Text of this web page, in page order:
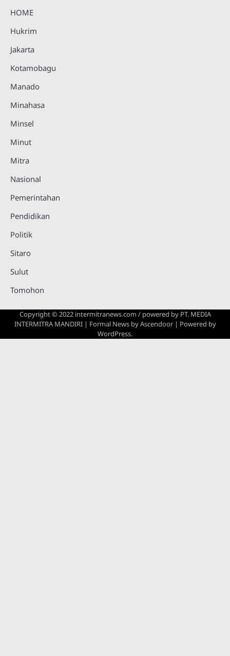
HOME
Hukrim
Jakarta
Kotamobagu
Manado
Minahasa
Minsel
Minut
Mitra
Nasional
Pemerintahan
Pendidikan
Politik
Sitaro
Sulut
Tomohon
Copyright © 2022 intermitranews.com / powered by PT. MEDIA
INTERMITRA MANDIRI| Formal News byAscendoor| Powered by
WordPress.